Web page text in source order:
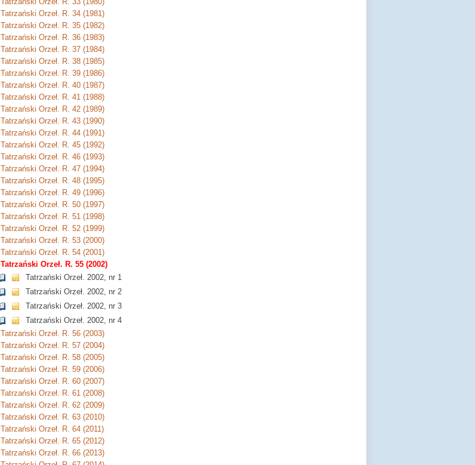
Tatrzański Orzeł. R. 34 (1981)
Tatrzański Orzeł. R. 35 (1982)
Tatrzański Orzeł. R. 36 (1983)
Tatrzański Orzeł. R. 37 (1984)
Tatrzański Orzeł. R. 38 (1985)
Tatrzański Orzeł. R. 39 (1986)
Tatrzański Orzeł. R. 40 (1987)
Tatrzański Orzeł. R. 41 (1988)
Tatrzański Orzeł. R. 42 (1989)
Tatrzański Orzeł. R. 43 (1990)
Tatrzański Orzeł. R. 44 (1991)
Tatrzański Orzeł. R. 45 (1992)
Tatrzański Orzeł. R. 46 (1993)
Tatrzański Orzeł. R. 47 (1994)
Tatrzański Orzeł. R. 48 (1995)
Tatrzański Orzeł. R. 49 (1996)
Tatrzański Orzeł. R. 50 (1997)
Tatrzański Orzeł. R. 51 (1998)
Tatrzański Orzeł. R. 52 (1999)
Tatrzański Orzeł. R. 53 (2000)
Tatrzański Orzeł. R. 54 (2001)
Tatrzański Orzeł. R. 55 (2002)
Tatrzański Orzeł. 2002, nr 1
Tatrzański Orzeł. 2002, nr 2
Tatrzański Orzeł. 2002, nr 3
Tatrzański Orzeł. 2002, nr 4
Tatrzański Orzeł. R. 56 (2003)
Tatrzański Orzeł. R. 57 (2004)
Tatrzański Orzeł. R. 58 (2005)
Tatrzański Orzeł. R. 59 (2006)
Tatrzański Orzeł. R. 60 (2007)
Tatrzański Orzeł. R. 61 (2008)
Tatrzański Orzeł. R. 62 (2009)
Tatrzański Orzeł. R. 63 (2010)
Tatrzański Orzeł. R. 64 (2011)
Tatrzański Orzeł. R. 65 (2012)
Tatrzański Orzeł. R. 66 (2013)